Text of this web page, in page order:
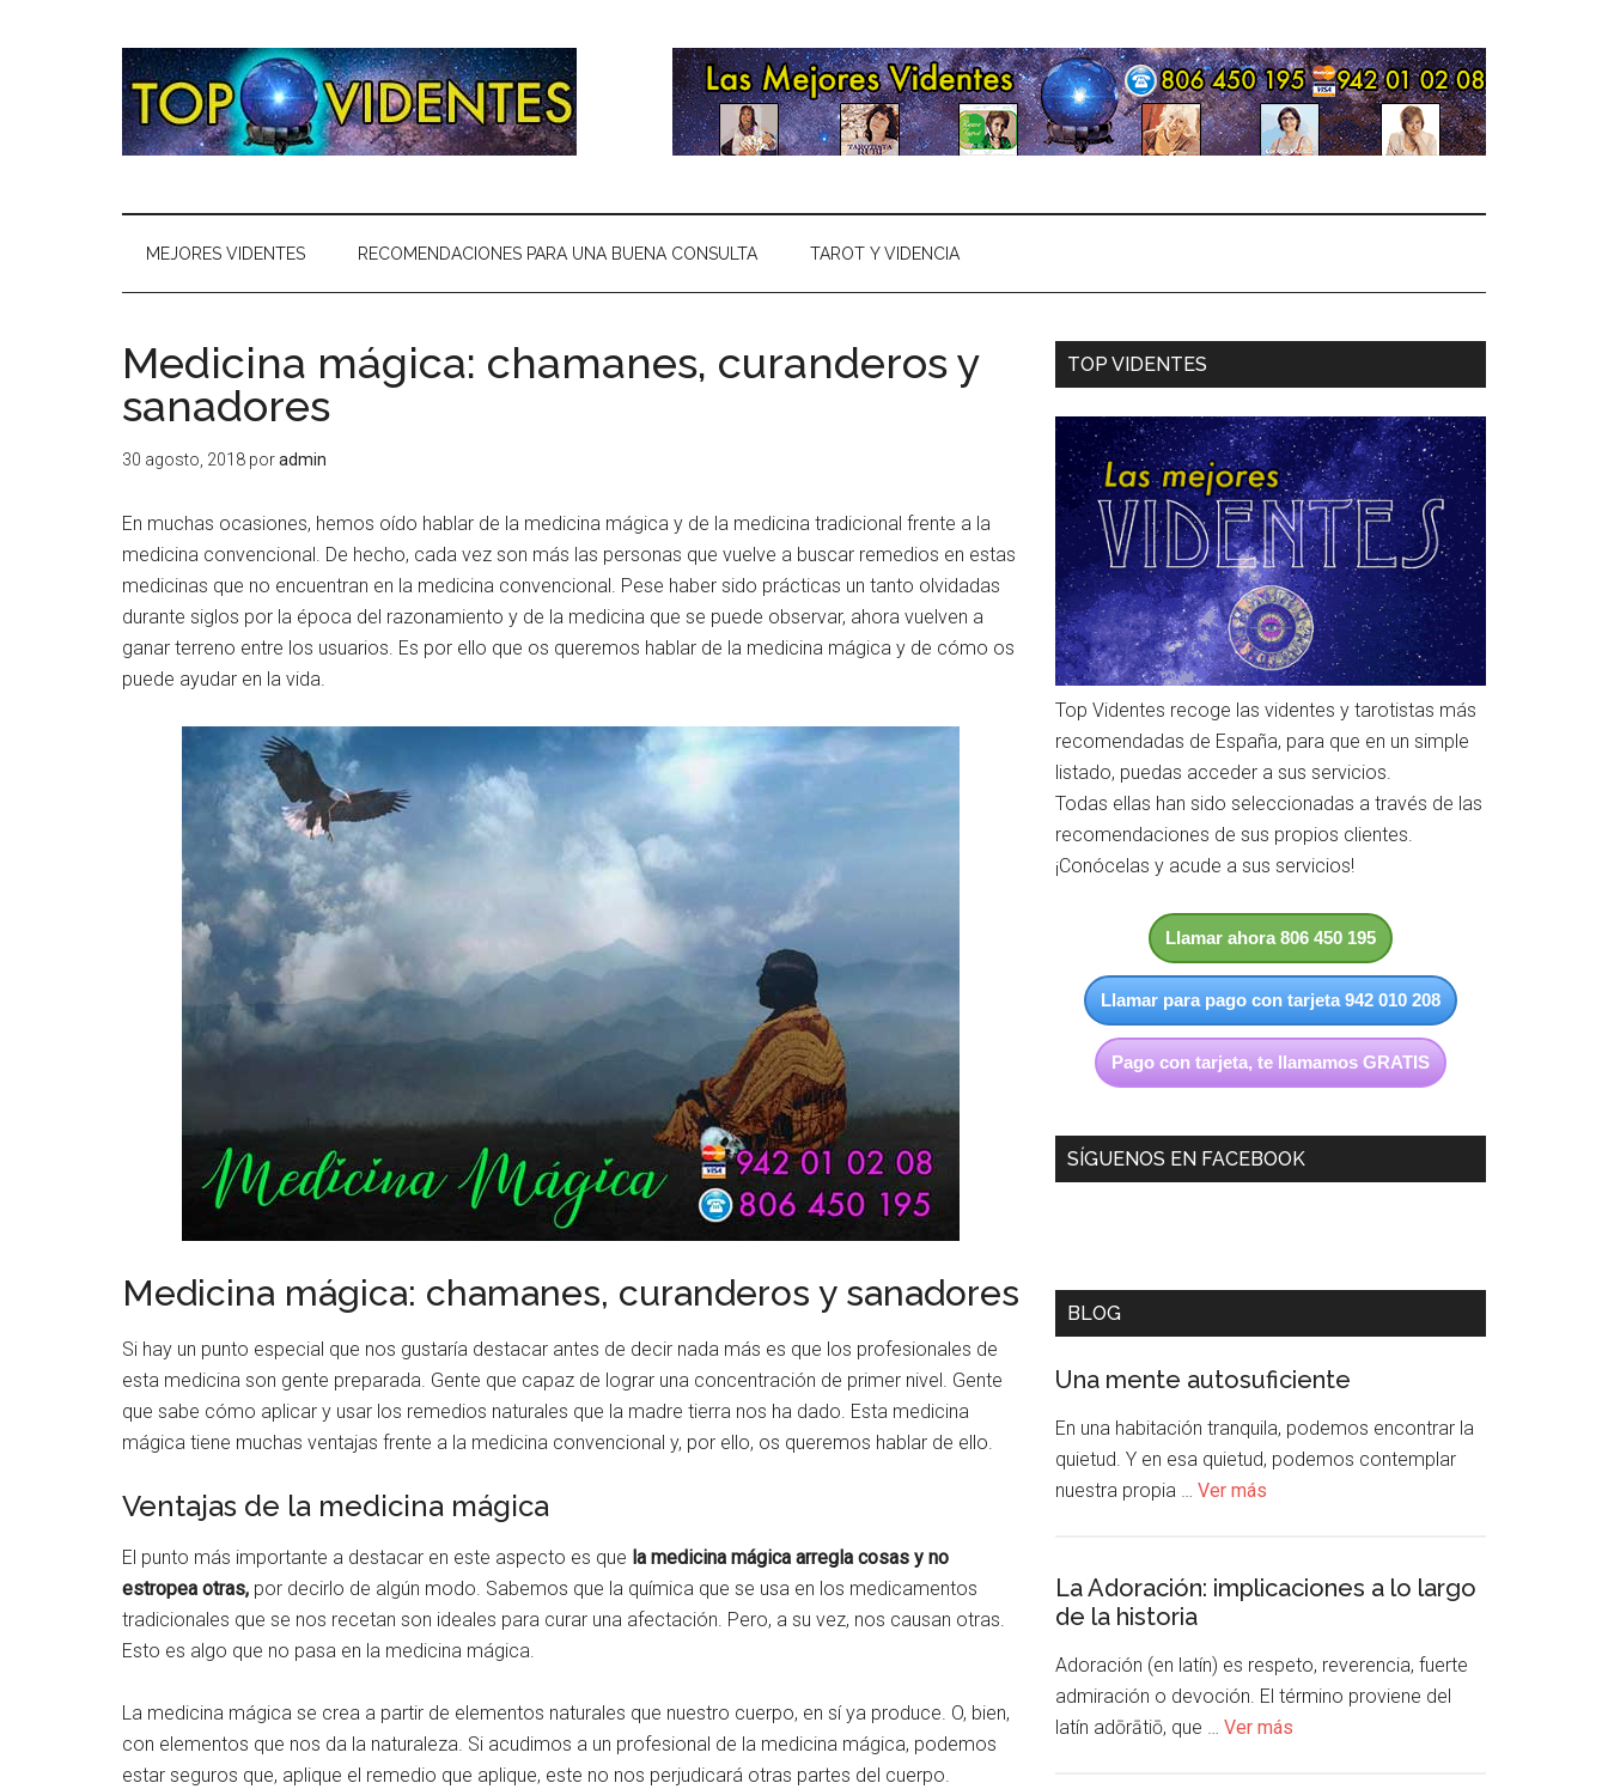
MEJORES VIDENTES RECOMENDACIONES PARA UNA BUENA CONSULTA TAROT Y VIDENCIA
Medicina mágica: chamanes, curanderos y
sanadores
30 agosto, 2018 poradmin
En muchas ocasiones, hemos oído hablar de la medicina mágica y de la medicina tradicional frente a la
medicina convencional. De hecho, cada vez son más las personas que vuelve a buscar remedios en estas
medicinas que no encuentran en la medicina convencional. Pese haber sido prácticas un tanto olvidadas
durante siglos por la época del razonamiento y de la medicina que se puede observar, ahora vuelven a
ganar terreno entre los usuarios. Es por ello que os queremos hablar de la medicina mágica y de cómo os
puede ayudar en la vida.
Medicina mágica: chamanes, curanderos y sanadores
Si hay un punto especial que nos gustaría destacar antes de decir nada más es que los profesionales de
esta medicina son gente preparada. Gente que capaz de lograr una concentración de primer nivel. Gente
que sabe cómo aplicar y usar los remedios naturales que la madre tierra nos ha dado. Esta medicina
mágica tiene muchas ventajas frente a la medicina convencional y, por ello, os queremos hablar de ello.
Ventajas de la medicina mágica
El punto más importante a destacar en este aspecto es que la medicina mágica arregla cosas y no
estropea otras, por decirlo de algún modo. Sabemos que la química que se usa en los medicamentos
tradicionales que se nos recetan son ideales para curar una afectación. Pero, a su vez, nos causan otras.
Esto es algo que no pasa en la medicina mágica.
La medicina mágica se crea a partir de elementos naturales que nuestro cuerpo, en sí ya produce. O, bien,
con elementos que nos da la naturaleza. Si acudimos a un profesional de la medicina mágica, podemos
estar seguros que, aplique el remedio que aplique, este no nos perjudicará otras partes del cuerpo.
TOP VIDENTES
Top Videntes recoge las videntes y tarotistas más
recomendadas de España, para que en un simple
listado, puedas acceder a sus servicios.
Todas ellas han sido seleccionadas a través de las
recomendaciones de sus propios clientes.
¡Conócelas y acude a sus servicios!
Llamar ahora 806 450 195
Llamar para pago con tarjeta 942 010 208
Pago con tarjeta, te llamamos GRATIS
SÍGUENOS EN FACEBOOK
BLOG
Una mente autosuficiente
En una habitación tranquila, podemos encontrar la
quietud. Y en esa quietud, podemos contemplar
nuestra propia … Ver más
La Adoración: implicaciones a lo largo
de la historia
Adoración (en latín) es respeto, reverencia, fuerte
admiración o devoción. El término proviene del
latín adōrātiō, que … Ver más